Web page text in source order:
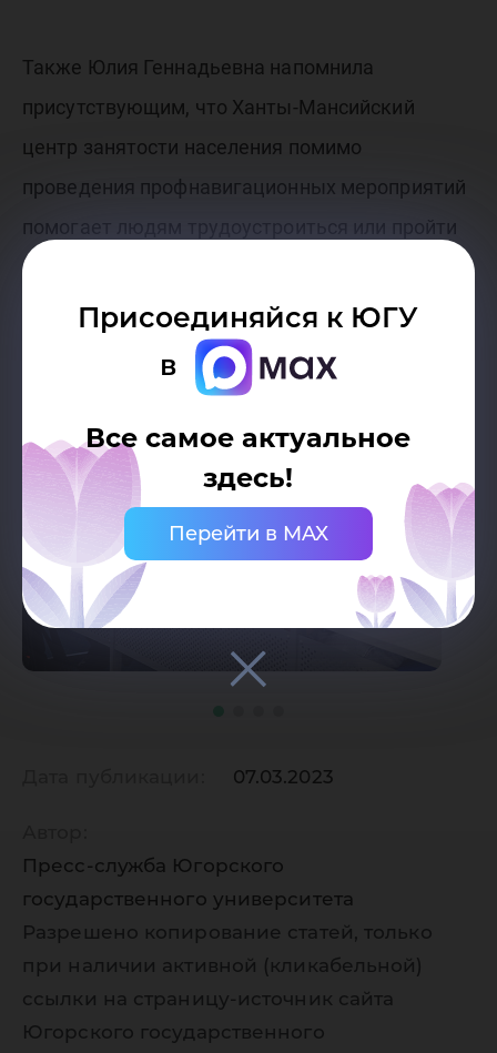
Присоединяйся к ЮГУ
в
Все самое актуальное
здесь!
Перейти в MAX
Также Юлия Геннадьевна напомнила
присутствующим, что Ханты-Мансийский
центр занятости населения помимо
проведения профнавигационных мероприятий
помогает людям трудоустроиться или пройти
дополнительное обучение.
07.03.2023
Пресс-служба Югорского
государственного университета
Разрешено копирование статей, только
при наличии активной (кликабельной)
ссылки на страницу-источник сайта
Югорского государственного